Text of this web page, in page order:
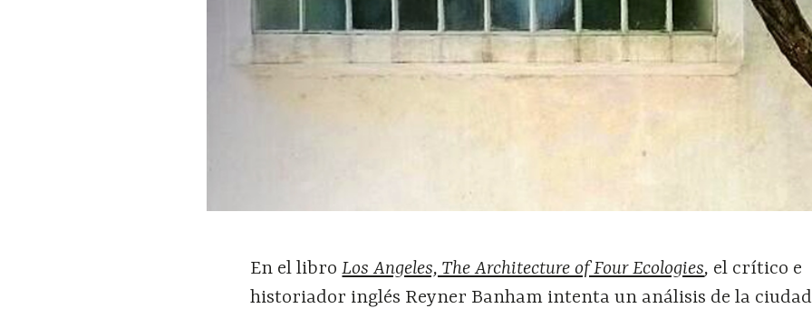
En el libroLos Angeles, The Architecture of Four Ecologies, el crítico e
historiador inglés Reyner Banham intenta un análisis de la ciudad